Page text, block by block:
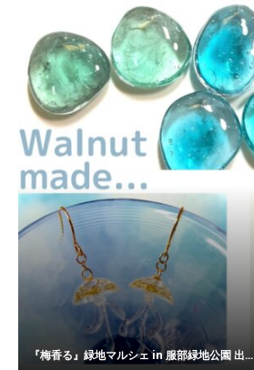
『梅香る』緑地マルシェ in 服部緑地公園 出...